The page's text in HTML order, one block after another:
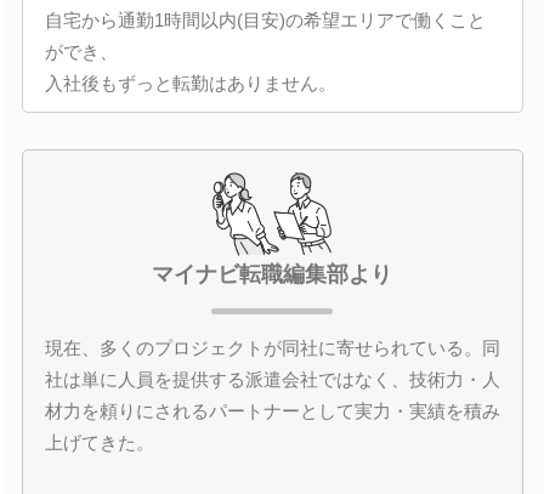
自宅から通勤1時間以内(目安)の希望エリアで働くこと
ができ、
入社後もずっと転勤はありません。
マイナビ転職編集部より
現在、多くのプロジェクトが同社に寄せられている。同
社は単に人員を提供する派遣会社ではなく、技術力・人
材力を頼りにされるパートナーとして実力・実績を積み
上げてきた。